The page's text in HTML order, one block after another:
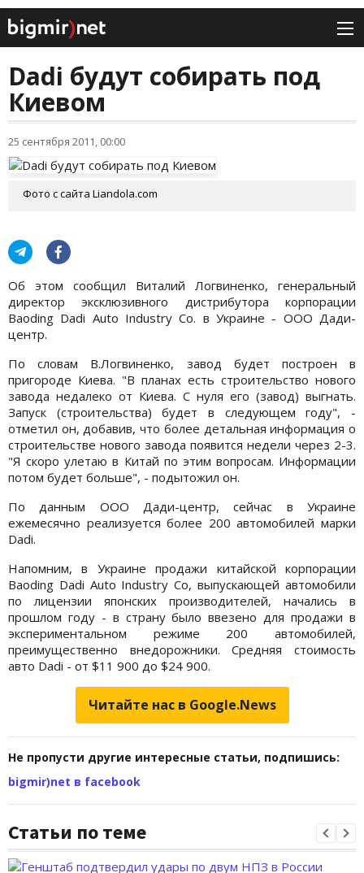
Dadi будут собирать под
Киевом
25 сентября 2011, 00:00
Фото с сайта Liandola.com
Об этом сообщил Виталий Логвиненко, генеральный
директор эксклюзивного дистрибутора корпорации
Baoding Dadi Auto Industry Co. в Украине - ООО Дади-
центр.
По словам В.Логвиненко, завод будет построен в
пригороде Киева. "В планах есть строительство нового
завода недалеко от Киева. С нуля его (завод) выгнать.
Запуск (строительства) будет в следующем году", -
отметил он, добавив, что более детальная информация о
строительстве нового завода появится недели через 2-3.
"Я скоро улетаю в Китай по этим вопросам. Информации
потом будет больше", - подытожил он.
По данным ООО Дади-центр, сейчас в Украине
ежемесячно реализуется более 200 автомобилей марки
Dadi.
Напомним, в Украине продажи китайской корпорации
Baoding Dadi Auto Industry Co, выпускающей автомобили
по лицензии японских производителей, начались в
прошлом году - в страну было ввезено для продажи в
экспериментальном режиме 200 автомобилей,
преимущественно внедорожники. Средняя стоимость
авто Dadi - от $11 900 до $24 900.
Читайте нас в Google.News
Не пропусти другие интересные статьи, подпишись:
bigmir)net в facebook
Статьи по теме